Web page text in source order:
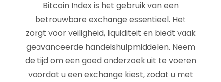
Bitcoin Index is het gebruik van een
betrouwbare exchange essentieel. Het
zorgt voor veiligheid, liquiditeit en biedt vaak
geavanceerde handelshulpmiddelen. Neem
de tijd om een goed onderzoek uit te voeren
voordat u een exchange kiest, zodat u met